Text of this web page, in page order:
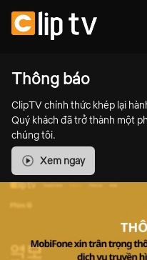
Thông báo
ClipTV chính thức khép lại
Quý khách đã trở thành một
chúng tôi.
Xem ngay